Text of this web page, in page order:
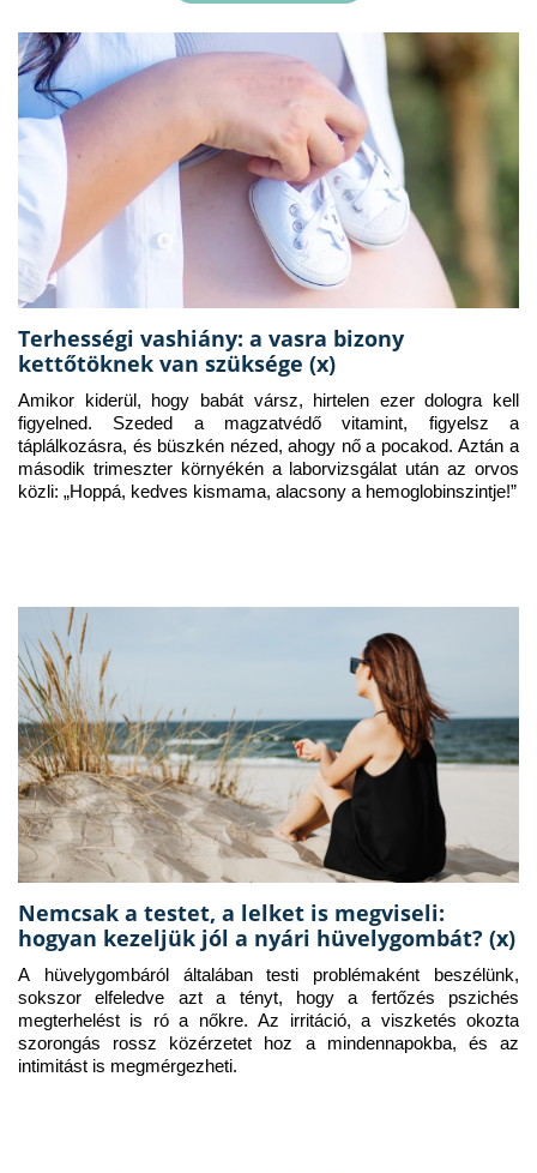
Terhességi vashiány: a vasra bizony
kettőtöknek van szüksége (x)
Amikor kiderül, hogy babát vársz, hirtelen ezer dologra kell
figyelned. Szeded a magzatvédő vitamint, figyelsz a
táplálkozásra, és büszkén nézed, ahogy nő a pocakod. Aztán a
második trimeszter környékén a laborvizsgálat után az orvos
közli: „Hoppá, kedves kismama, alacsony a hemoglobinszintje!”
Nemcsak a testet, a lelket is megviseli:
hogyan kezeljük jól a nyári hüvelygombát? (x)
A hüvelygombáról általában testi problémaként beszélünk,
sokszor elfeledve azt a tényt, hogy a fertőzés pszichés
megterhelést is ró a nőkre. Az irritáció, a viszketés okozta
szorongás rossz közérzetet hoz a mindennapokba, és az
intimitást is megmérgezheti.